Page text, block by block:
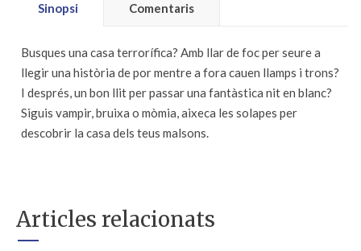
Sinopsi Comentaris
Busques una casa terrorífica? Amb llar de foc per seure a
llegir una història de por mentre a fora cauen llamps i trons?
I després, un bon llit per passar una fantàstica nit en blanc?
Siguis vampir, bruixa o mòmia, aixeca les solapes per
descobrir la casa dels teus malsons.
Articles relacionats